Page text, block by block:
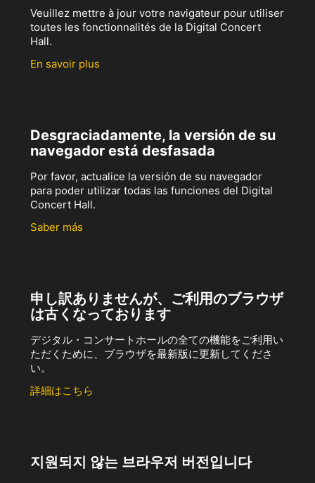
Veuillez mettre à jour votre navigateur pour utiliser
toutes les fonctionnalités de la Digital Concert
Hall.
En savoir plus
Desgraciadamente, la versión de su
navegador está desfasada
Por favor, actualice la versión de su navegador
para poder utilizar todas las funciones del Digital
Concert Hall.
Saber más
申し訳ありませんが、ご利用のブラウザ
は古くなっております
デジタル・コンサートホールの全ての機能をご利用い
ただくために、ブラウザを最新版に更新してくださ
い。
詳細はこちら
지원되지 않는 브라우저 버전입니다